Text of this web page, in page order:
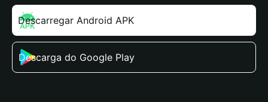
Descarregar Android APK
Descarga do Google Play